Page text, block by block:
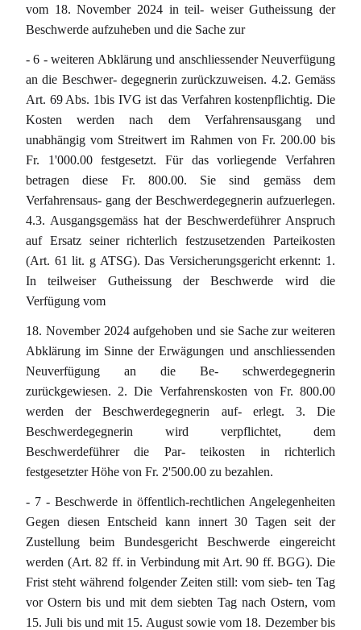
vom 18. November 2024 in teil- weiser Gutheissung der
Beschwerde aufzuheben und die Sache zur
- 6 - weiteren Abklärung und anschliessender Neuverfügung
an die Beschwer- degegnerin zurückzuweisen. 4.2. Gemäss
Art. 69 Abs. 1bis IVG ist das Verfahren kostenpflichtig. Die
Kosten werden nach dem Verfahrensausgang und
unabhängig vom Streitwert im Rahmen von Fr. 200.00 bis
Fr. 1'000.00 festgesetzt. Für das vorliegende Verfahren
betragen diese Fr. 800.00. Sie sind gemäss dem
Verfahrensaus- gang der Beschwerdegegnerin aufzuerlegen.
4.3. Ausgangsgemäss hat der Beschwerdeführer Anspruch
auf Ersatz seiner richterlich festzusetzenden Parteikosten
(Art. 61 lit. g ATSG). Das Versicherungsgericht erkennt: 1.
In teilweiser Gutheissung der Beschwerde wird die
Verfügung vom
18. November 2024 aufgehoben und sie Sache zur weiteren
Abklärung im Sinne der Erwägungen und anschliessenden
Neuverfügung an die Be- schwerdegegnerin
zurückgewiesen. 2. Die Verfahrenskosten von Fr. 800.00
werden der Beschwerdegegnerin auf- erlegt. 3. Die
Beschwerdegegnerin wird verpflichtet, dem
Beschwerdeführer die Par- teikosten in richterlich
festgesetzter Höhe von Fr. 2'500.00 zu bezahlen.
- 7 - Beschwerde in öffentlich-rechtlichen Angelegenheiten
Gegen diesen Entscheid kann innert 30 Tagen seit der
Zustellung beim Bundesgericht Beschwerde eingereicht
werden (Art. 82 ff. in Verbindung mit Art. 90 ff. BGG). Die
Frist steht während folgender Zeiten still: vom sieb- ten Tag
vor Ostern bis und mit dem siebten Tag nach Ostern, vom
15. Juli bis und mit 15. August sowie vom 18. Dezember bis